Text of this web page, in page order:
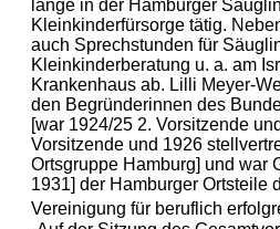
lange in der Hamburger
Kleinkinderfürsorge tätig.
auch Sprechstunden für
Kleinkinderberatung u. a. am
Krankenhaus ab. Lilli Meyer-
den Begründerinnen des
[war 1924/25 2. Vorsitzende
Vorsitzende und 1926
Ortsgruppe Hamburg] und war
1931] der Hamburger Ortsteile
Vereinigung für beruflich